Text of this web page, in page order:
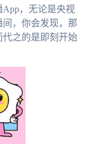
，无论是央视
，你会发现，那
之的是即刻开始